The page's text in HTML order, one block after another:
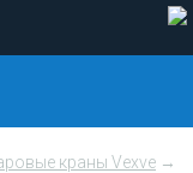
краны Vexve →